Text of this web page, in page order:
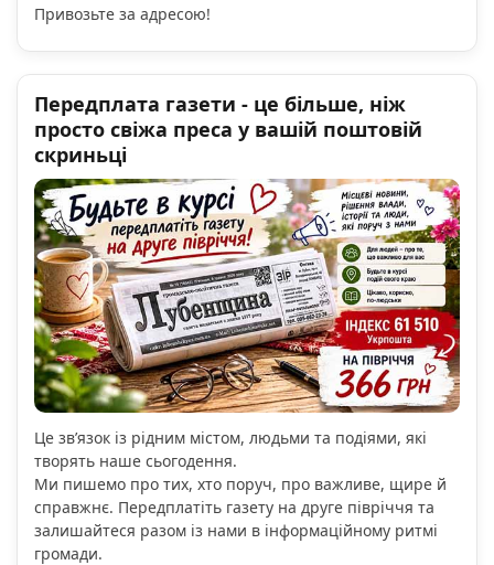
Привозьте за адресою!
Передплата газети - це більше, ніж
просто свіжа преса у вашій поштовій
скриньці
Це зв’язок із рідним містом, людьми та подіями, які
творять наше сьогодення.
Ми пишемо про тих, хто поруч, про важливе, щире й
справжнє. Передплатіть газету на друге півріччя та
залишайтеся разом із нами в інформаційному ритмі
громади.